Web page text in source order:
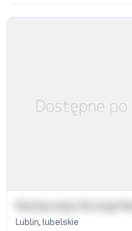
Restauracja i Noclegi
Lublin,lubelskie